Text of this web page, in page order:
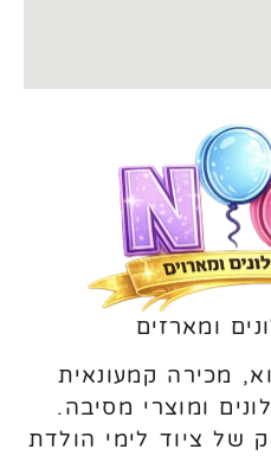
ומארזים
מכירה קמעונאית
ומוצרי מסיבה.
של ציוד לימי הולדת